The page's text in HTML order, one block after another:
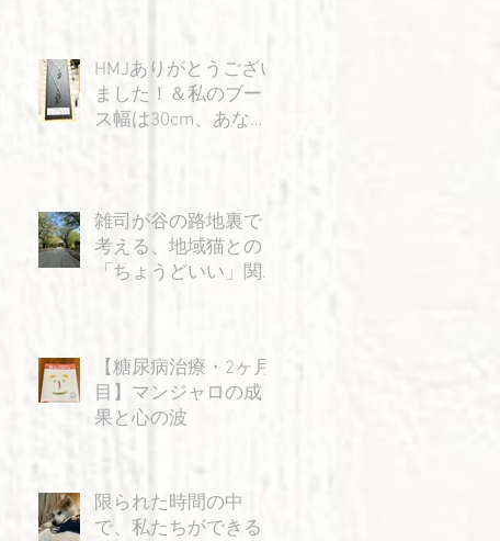
HMJありがとうござい
ました！＆私のブー
ス幅は30cm、あなた
雑司が谷の路地裏で
考える、地域猫との
「ちょうどいい」関
【糖尿病治療・2ヶ月
目】マンジャロの成
果と心の波
限られた時間の中
で、私たちができる